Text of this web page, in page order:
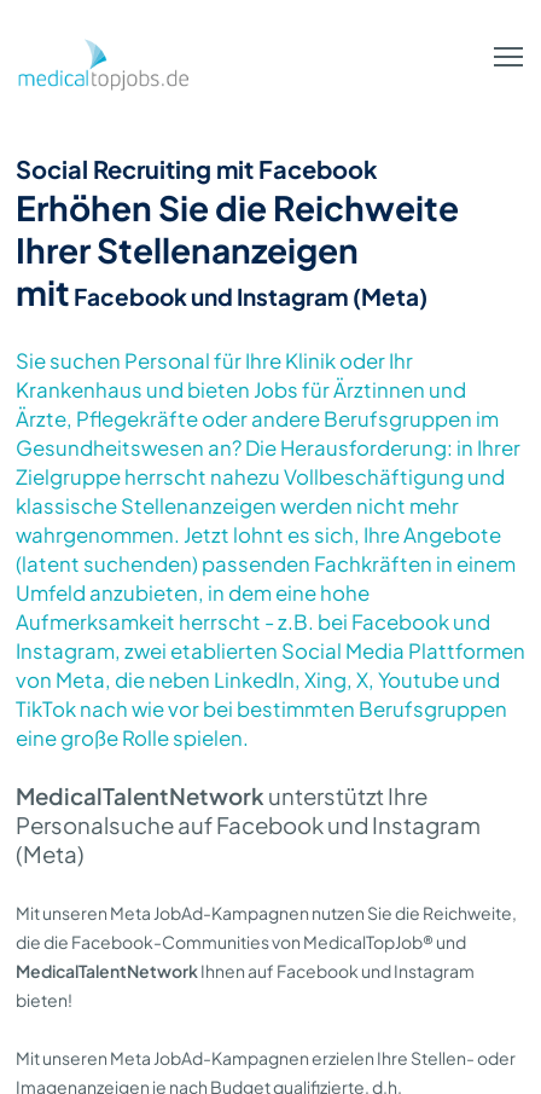
Social Recruiting mit Facebook
Erhöhen Sie die Reichweite
Ihrer Stellenanzeigen
mit Facebook und Instagram (Meta)
Sie suchen Personal für Ihre Klinik oder Ihr
Krankenhaus und bieten Jobs für Ärztinnen und
Ärzte, Pflegekräfte oder andere Berufsgruppen im
Gesundheitswesen an? Die Herausforderung: in Ihrer
Zielgruppe herrscht nahezu Vollbeschäftigung und
klassische Stellenanzeigen werden nicht mehr
wahrgenommen. Jetzt lohnt es sich, Ihre Angebote
(latent suchenden) passenden Fachkräften in einem
Umfeld anzubieten, in dem eine hohe
Aufmerksamkeit herrscht - z.B. bei Facebook und
Instagram, zwei etablierten Social Media Plattformen
von Meta, die neben LinkedIn, Xing, X, Youtube und
TikTok nach wie vor bei bestimmten Berufsgruppen
eine große Rolle spielen.
MedicalTalentNetwork unterstützt Ihre
Personalsuche auf Facebook und Instagram
(Meta)
Mit unseren Meta JobAd-Kampagnen nutzen Sie die Reichweite,
die die Facebook-Communities von MedicalTopJob® und
MedicalTalentNetworkIhnen auf Facebook und Instagram
bieten!
Mit unseren Meta JobAd-Kampagnen erzielen Ihre Stellen- oder
Imagenanzeigen je nach Budget qualifizierte, d.h.